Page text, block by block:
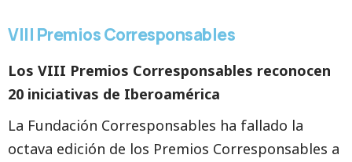
VIII Premios Corresponsables
Los VIII Premios Corresponsables reconocen
20 iniciativas de Iberoamérica
La Fundación Corresponsables ha fallado la
octava edición de los Premios Corresponsables a